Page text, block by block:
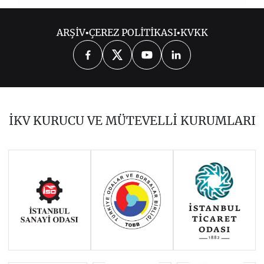
OCAK 2020ŞUBAT 2020MART 2020
NİSAN 2020MAYIS 2020
EKİM 2020KASIM 2020
ARALIK 2020
ARŞİV•ÇEREZ POLİTİKASI•KVKK
İKV KURUCU VE MÜTEVELLİ KURUMLARI